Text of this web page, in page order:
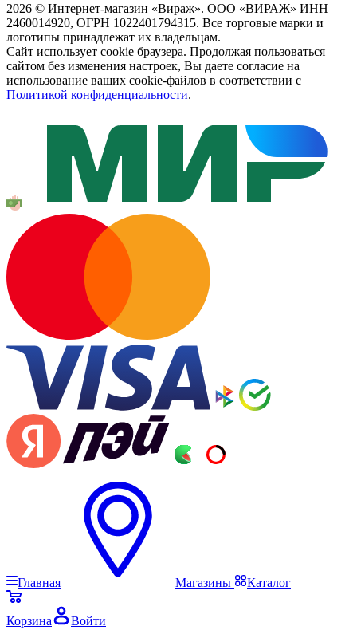
2026 © Интернет-магазин «Вираж». ООО «ВИРАЖ» ИНН
2460014920, ОГРН 1022401794315. Все торговые марки и
логотипы принадлежат их владельцам.
Сайт использует cookie браузера. Продолжая пользоваться
сайтом без изменения настроек, Вы даете согласие на
использование ваших cookie-файлов в соответствии с
Политикой конфиденциальности.
Главная Магазины Каталог
Корзина Войти